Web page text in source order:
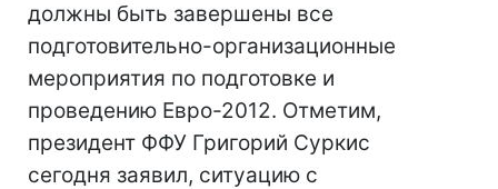
должны быть завершены все
подготовительно-организационные
мероприятия по подготовке и
проведению Евро-2012. Отметим,
президент ФФУ Григорий Суркис
сегодня заявил, ситуацию с